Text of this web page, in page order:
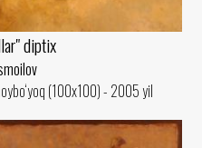
diptix
(100x100) - 2005 yil